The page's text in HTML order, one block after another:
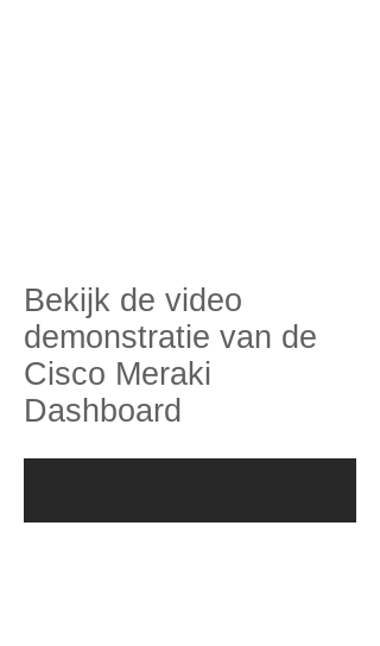
Bekijk de video
demonstratie van de
Cisco Meraki
Dashboard